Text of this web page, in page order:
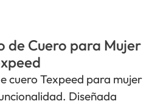
de Cuero para Mujer
cuero Texpeed para mujer
Diseñada